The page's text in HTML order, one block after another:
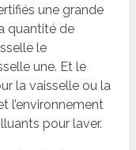
une grande
quantité de
le
une. Et le
la vaisselle ou la
l’environnement
pour laver.